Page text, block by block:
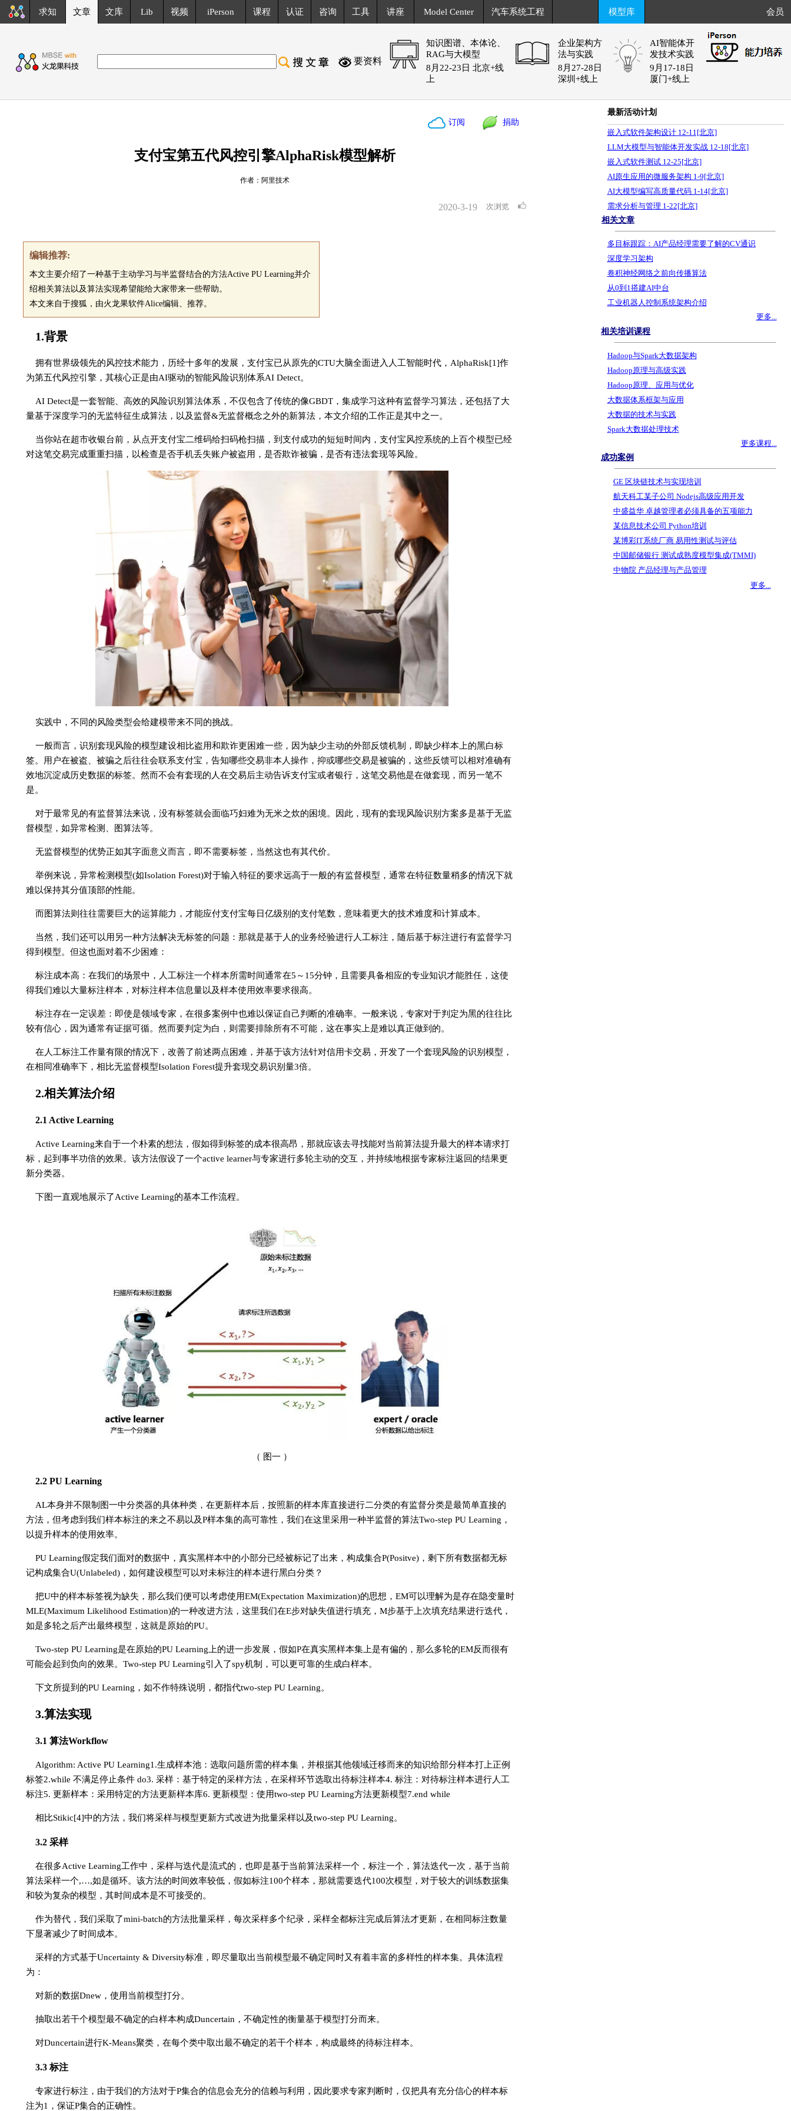
求知 文章 文库 Lib 视频 iPerson 课程 认证 咨询 工具 讲座 Model Center 汽车系统工程 模型库 会员
要资料
知识图谱、本体论、
RAG与大模型
8月22-23日 北京+线
上
企业架构方
法与实践
8月27-28日
深圳+线上
AI智能体开
发技术实践
9月17-18日
厦门+线上
订阅 捐助
支付宝第五代风控引擎AlphaRisk模型解析
作者：阿里技术
次浏览
2020-3-19
编辑推荐:
本文主要介绍了一种基于主动学习与半监督结合的方法Active PU Learning并介
绍相关算法以及算法实现希望能给大家带来一些帮助。
本文来自于搜狐，由火龙果软件Alice编辑、推荐。
1.背景
拥有世界级领先的风控技术能力，历经十多年的发展，支付宝已从原先的CTU大脑全面进入人工智能时代，AlphaRisk[1]作
为第五代风控引擎，其核心正是由AI驱动的智能风险识别体系AI Detect。
AI Detect是一套智能、高效的风险识别算法体系，不仅包含了传统的像GBDT，集成学习这种有监督学习算法，还包括了大
量基于深度学习的无监特征生成算法，以及监督&无监督概念之外的新算法，本文介绍的工作正是其中之一。
当你站在超市收银台前，从点开支付宝二维码给扫码枪扫描，到支付成功的短短时间内，支付宝风控系统的上百个模型已经
对这笔交易完成重重扫描，以检查是否手机丢失账户被盗用，是否欺诈被骗，是否有违法套现等风险。
实践中，不同的风险类型会给建模带来不同的挑战。
一般而言，识别套现风险的模型建设相比盗用和欺诈更困难一些，因为缺少主动的外部反馈机制，即缺少样本上的黑白标
签。用户在被盗、被骗之后往往会联系支付宝，告知哪些交易非本人操作，抑或哪些交易是被骗的，这些反馈可以相对准确有
效地沉淀成历史数据的标签。然而不会有套现的人在交易后主动告诉支付宝或者银行，这笔交易他是在做套现，而另一笔不
是。
对于最常见的有监督算法来说，没有标签就会面临巧妇难为无米之炊的困境。因此，现有的套现风险识别方案多是基于无监
督模型，如异常检测、图算法等。
无监督模型的优势正如其字面意义而言，即不需要标签，当然这也有其代价。
举例来说，异常检测模型(如Isolation Forest)对于输入特征的要求远高于一般的有监督模型，通常在特征数量稍多的情况下就
难以保持其分值顶部的性能。
而图算法则往往需要巨大的运算能力，才能应付支付宝每日亿级别的支付笔数，意味着更大的技术难度和计算成本。
当然，我们还可以用另一种方法解决无标签的问题：那就是基于人的业务经验进行人工标注，随后基于标注进行有监督学习
得到模型。但这也面对着不少困难：
标注成本高：在我们的场景中，人工标注一个样本所需时间通常在5～15分钟，且需要具备相应的专业知识才能胜任，这使
得我们难以大量标注样本，对标注样本信息量以及样本使用效率要求很高。
标注存在一定误差：即使是领域专家，在很多案例中也难以保证自己判断的准确率。一般来说，专家对于判定为黑的往往比
较有信心，因为通常有证据可循。然而要判定为白，则需要排除所有不可能，这在事实上是难以真正做到的。
在人工标注工作量有限的情况下，改善了前述两点困难，并基于该方法针对信用卡交易，开发了一个套现风险的识别模型，
在相同准确率下，相比无监督模型Isolation Forest提升套现交易识别量3倍。
2.相关算法介绍
2.1 Active Learning
Active Learning来自于一个朴素的想法，假如得到标签的成本很高昂，那就应该去寻找能对当前算法提升最大的样本请求打
标，起到事半功倍的效果。该方法假设了一个active learner与专家进行多轮主动的交互，并持续地根据专家标注返回的结果更
新分类器。
下图一直观地展示了Active Learning的基本工作流程。
（ 图一 ）
2.2 PU Learning
AL本身并不限制图一中分类器的具体种类，在更新样本后，按照新的样本库直接进行二分类的有监督分类是最简单直接的
方法，但考虑到我们样本标注的来之不易以及P样本集的高可靠性，我们在这里采用一种半监督的算法Two-step PU Learning，
以提升样本的使用效率。
PU Learning假定我们面对的数据中，真实黑样本中的小部分已经被标记了出来，构成集合P(Positve)，剩下所有数据都无标
记构成集合U(Unlabeled)，如何建设模型可以对未标注的样本进行黑白分类？
把U中的样本标签视为缺失，那么我们便可以考虑使用EM(Expectation Maximization)的思想，EM可以理解为是存在隐变量时
MLE(Maximum Likelihood Estimation)的一种改进方法，这里我们在E步对缺失值进行填充，M步基于上次填充结果进行迭代，
如是多轮之后产出最终模型，这就是原始的PU。
Two-step PU Learning是在原始的PU Learning上的进一步发展，假如P在真实黑样本集上是有偏的，那么多轮的EM反而很有
可能会起到负向的效果。Two-step PU Learning引入了spy机制，可以更可靠的生成白样本。
下文所提到的PU Learning，如不作特殊说明，都指代two-step PU Learning。
3.算法实现
3.1 算法Workflow
Algorithm: Active PU Learning1.生成样本池：选取问题所需的样本集，并根据其他领域迁移而来的知识给部分样本打上正例
标签2.while 不满足停止条件 do3. 采样：基于特定的采样方法，在采样环节选取出待标注样本4. 标注：对待标注样本进行人工
标注5. 更新样本：采用特定的方法更新样本库6. 更新模型：使用two-step PU Learning方法更新模型7.end while
相比Stikic[4]中的方法，我们将采样与模型更新方式改进为批量采样以及two-step PU Learning。
3.2 采样
在很多Active Learning工作中，采样与迭代是流式的，也即是基于当前算法采样一个，标注一个，算法迭代一次，基于当前
算法采样一个,…,如是循环。该方法的时间效率较低，假如标注100个样本，那就需要迭代100次模型，对于较大的训练数据集
和较为复杂的模型，其时间成本是不可接受的。
作为替代，我们采取了mini-batch的方法批量采样，每次采样多个纪录，采样全都标注完成后算法才更新，在相同标注数量
下显著减少了时间成本。
采样的方式基于Uncertainty & Diversity标准，即尽量取出当前模型最不确定同时又有着丰富的多样性的样本集。具体流程
为：
对新的数据Dnew，使用当前模型打分。
抽取出若干个模型最不确定的白样本构成Duncertain，不确定性的衡量基于模型打分而来。
对Duncertain进行K-Means聚类，在每个类中取出最不确定的若干个样本，构成最终的待标注样本。
3.3 标注
专家进行标注，由于我们的方法对于P集合的信息会充分的信赖与利用，因此要求专家判断时，仅把具有充分信心的样本标
注为1，保证P集合的正确性。
最新活动计划
嵌入式软件架构设计 12-11[北京]
LLM大模型与智能体开发实战 12-18[北京]
嵌入式软件测试 12-25[北京]
AI原生应用的微服务架构 1-9[北京]
AI大模型编写高质量代码 1-14[北京]
需求分析与管理 1-22[北京]
相关文章
多目标跟踪：AI产品经理需要了解的CV通识
深度学习架构
卷积神经网络之前向传播算法
从0到1搭建AI中台
工业机器人控制系统架构介绍
更多...
相关培训课程
Hadoop与Spark大数据架构
Hadoop原理与高级实践
Hadoop原理、应用与优化
大数据体系框架与应用
大数据的技术与实践
Spark大数据处理技术
更多课程...
成功案例
GE 区块链技术与实现培训
航天科工某子公司 Nodejs高级应用开发
中盛益华 卓越管理者必须具备的五项能力
某信息技术公司 Python培训
某博彩IT系统厂商 易用性测试与评估
中国邮储银行 测试成熟度模型集成(TMMI)
中物院 产品经理与产品管理
更多...